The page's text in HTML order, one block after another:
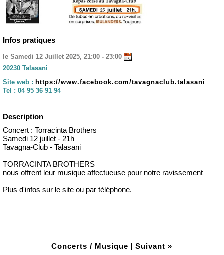
Infos pratiques
le Samedi 12 Juillet 2025, 21:00 - 23:00
20230 Talasani
Site web : https://www.facebook.com/tavagnaclub.talasani
Tel : 04 95 36 91 94
Description
Concert : Torracinta Brothers
Samedi 12 juillet - 21h
Tavagna-Club - Talasani
TORRACINTA BROTHERS
nous offrent leur musique affectueuse pour notre ravissement
Plus d'infos sur le site ou par téléphone.
Concerts / Musique | Suivant »